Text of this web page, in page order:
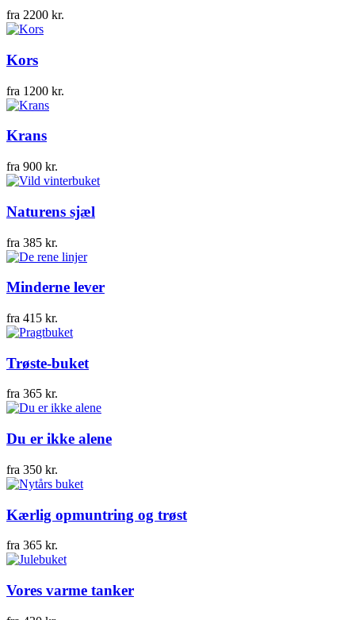
fra 2200 kr.
Kors
fra 1200 kr.
Krans
fra 900 kr.
Naturens sjæl
fra 385 kr.
Minderne lever
fra 415 kr.
Trøste-buket
fra 365 kr.
Du er ikke alene
fra 350 kr.
Kærlig opmuntring og trøst
fra 365 kr.
Vores varme tanker